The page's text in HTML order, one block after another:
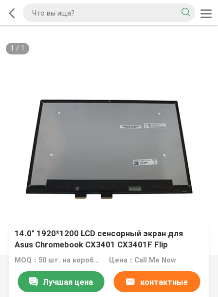
1 / 1
14.0" 1920*1200 LCD сенсорный экран для
Asus Chromebook CX3401 CX3401F Flip
MOQ：50 шт. на коробку Цена：Call Me Now
Лучшая цена контактные